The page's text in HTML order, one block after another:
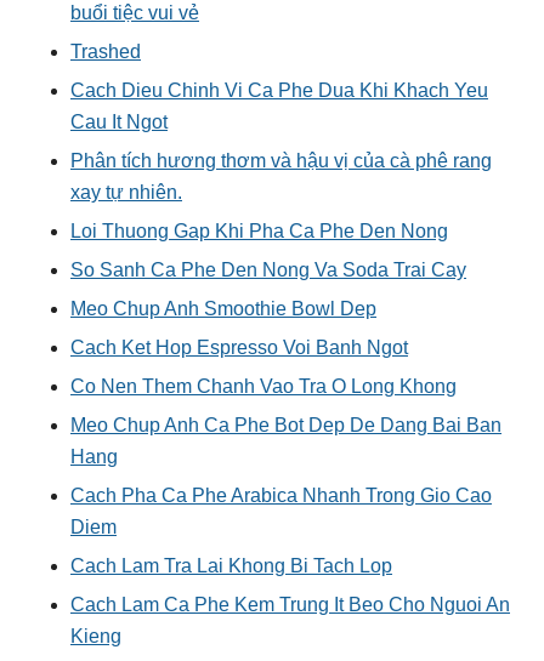
buổi tiệc vui vẻ
Trashed
Cach Dieu Chinh Vi Ca Phe Dua Khi Khach Yeu
Cau It Ngot
Phân tích hương thơm và hậu vị của cà phê rang
xay tự nhiên.
Loi Thuong Gap Khi Pha Ca Phe Den Nong
So Sanh Ca Phe Den Nong Va Soda Trai Cay
Meo Chup Anh Smoothie Bowl Dep
Cach Ket Hop Espresso Voi Banh Ngot
Co Nen Them Chanh Vao Tra O Long Khong
Meo Chup Anh Ca Phe Bot Dep De Dang Bai Ban
Hang
Cach Pha Ca Phe Arabica Nhanh Trong Gio Cao
Diem
Cach Lam Tra Lai Khong Bi Tach Lop
Cach Lam Ca Phe Kem Trung It Beo Cho Nguoi An
Kieng